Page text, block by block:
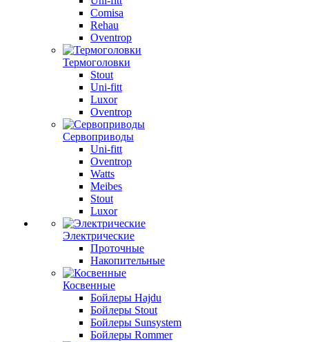
Comisa
Rehau
Oventrop
Термоголовки
Stout
Uni-fitt
Luxor
Oventrop
Сервоприводы
Uni-fitt
Oventrop
Watts
Meibes
Stout
Luxor
Электрические
Проточные
Накопительные
Косвенные
Бойлеры Hajdu
Бойлеры Stout
Бойлеры Sunsystem
Бойлеры Rommer